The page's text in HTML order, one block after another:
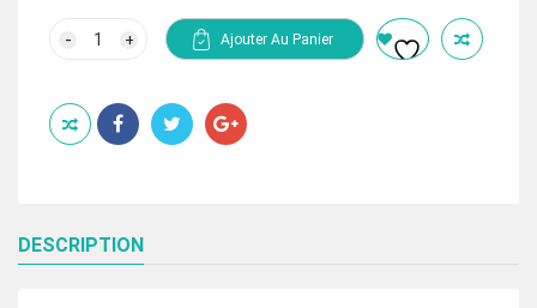
initial
était :
est :
Sérum
Eclaircissant
Unifiant
Ajouter Au Panier
DESCRIPTION